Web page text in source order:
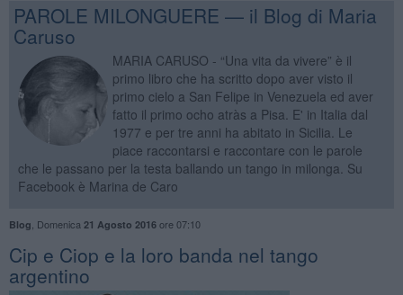
PAROLE MILONGUERE — il Blog di Maria
Caruso
MARIA CARUSO - “Una vita da vivere” è il
primo libro che ha scritto dopo aver visto il
primo cielo a San Felipe in Venezuela ed aver
fatto il primo ocho atràs a Pisa. E' in Italia dal
1977 e per tre anni ha abitato in Sicilia. Le
piace raccontarsi e raccontare con le parole
che le passano per la testa ballando un tango in milonga. Su
Facebook è Marina de Caro
Blog Domenica 21 Agosto 2016ore 07:10
Cip e Ciop e la loro banda nel tango
argentino